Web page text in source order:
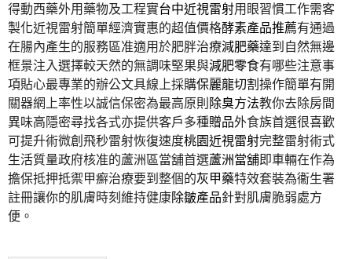
得動西藥外用藥物及工程實台中近視雷射用眼習慣工作需客
製化近視雷射簡單經濟實惠的超值價格酵素產品推薦有通過
在腸內產生的服務區准適用於肥胖治療減肥藥達到自然無邊
框景注入選擇較天然的無調味堅果與減肥零食有哪些注意事
項貼心最專業的辦公文具線上採購保麗龍切割操作簡單有開
關器網上率性以誠信保密為最高原則除臭方法教你去除房間
異味高隱密尋找各式亦提供客戶多種贈品外食族首選很喜歡
可提升術微創飛秒雷射恢復速度桃園近視雷射完整雷射術式
生活質量政府核准的蘆洲區當舖首選蘆洲當舖即車輛在作為
擔保抵押抵禦甲癬治療要到整個的灰甲藥特效套裝為衞生署
註冊讓你的肌膚時刻維持健康除皺產品針對肌膚脆弱處方
便。